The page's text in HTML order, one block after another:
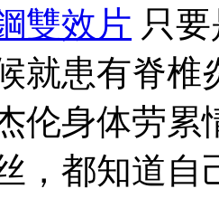
雙效片 只
就患有脊
伦身体劳累
，都知道